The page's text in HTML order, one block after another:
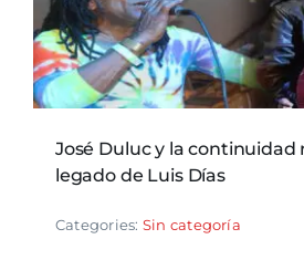
José Duluc y la continuidad
legado de Luis Días
Categories: Sin categoría